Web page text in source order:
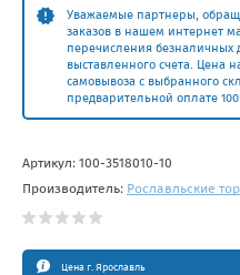
Уважаемые партнеры,
заказов в нашем интернет
перечисления безналичных
выставленного счета. Цена
самовывоза с выбранного
предварительной оплате
Артикул: 100-3518010-10
Производитель: Рославльские
Цена г. Ярославль